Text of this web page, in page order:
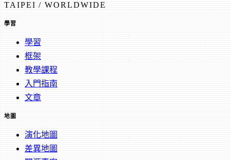
TAIPEI / WORLDWIDE
學習
學習
框架
教學課程
入門指南
文章
地圖
演化地圖
差異地圖